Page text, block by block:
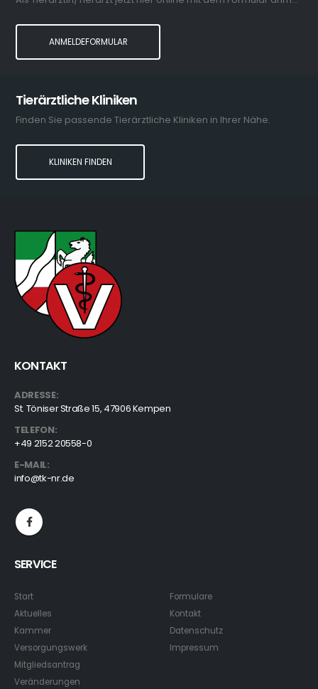
ANMELDEFORMULAR
Tierärztliche Kliniken
Finden Sie passende Tierärztliche Kliniken in Ihrer Nähe.
KLINIKEN FINDEN
KONTAKT
ADRESSE:
St. Töniser Straße 15, 47906 Kempen
TELEFON:
+49 2152 20558-0
E-MAIL:
info@tk-nr.de
SERVICE
Start
Aktuelles
Kammer
Versorgungswerk
Mitgliedsantrag
Veränderungen
Formulare
Kontakt
Datenschutz
Impressum